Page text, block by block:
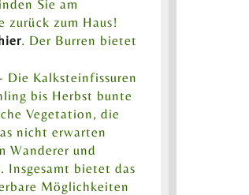
Sie am
zurück zum Haus!
. Der Burren bietet
Die Kalksteinfissuren
bis Herbst bunte
Vegetation, die
nicht erwarten
Wanderer und
Insgesamt bietet das
Möglichkeiten